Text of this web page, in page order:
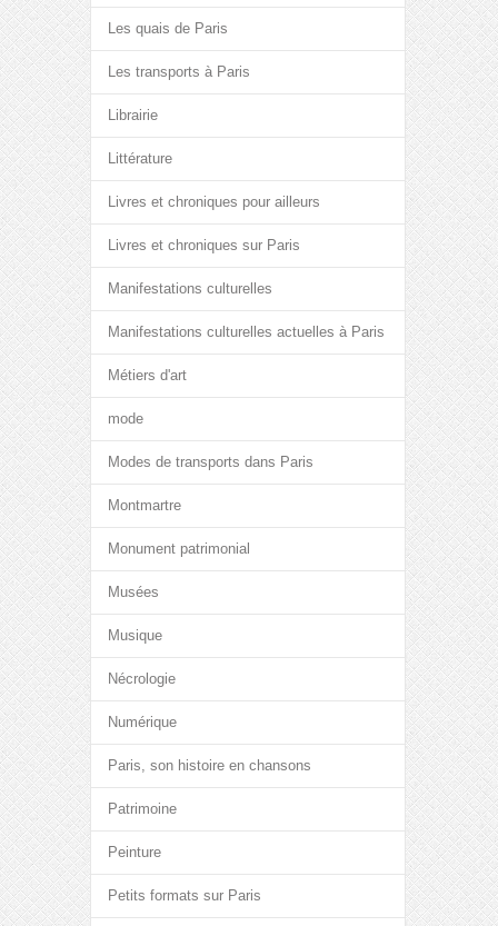
Les quais de Paris
Les transports à Paris
Librairie
Littérature
Livres et chroniques pour ailleurs
Livres et chroniques sur Paris
Manifestations culturelles
Manifestations culturelles actuelles à Paris
Métiers d'art
mode
Modes de transports dans Paris
Montmartre
Monument patrimonial
Musées
Musique
Nécrologie
Numérique
Paris, son histoire en chansons
Patrimoine
Peinture
Petits formats sur Paris